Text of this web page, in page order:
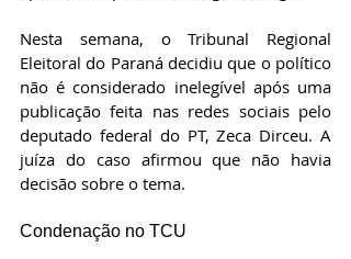
Nesta semana, o Tribunal Regional
Eleitoral do Paraná decidiu que o político
não é considerado inelegível após uma
publicação feita nas redes sociais pelo
deputado federal do PT, Zeca Dirceu. A
juíza do caso afirmou que não havia
decisão sobre o tema.
Condenação no TCU